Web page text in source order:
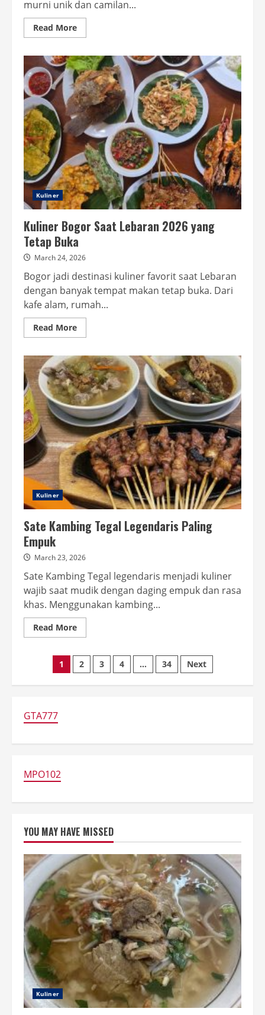
murni unik dan camilan...
Read MoreRead
more
Susu
Uncle
John
Tegal,
Nongkrong
Hits
&
Unik
Kuliner
Kuliner Bogor Saat Lebaran 2026 yang
Tetap Buka
March 24, 2026
Bogor jadi destinasi kuliner favorit saat Lebaran
dengan banyak tempat makan tetap buka. Dari
kafe alam, rumah...
Read MoreRead
more
Bogor
Saat
Lebaran
2026
yang
Tetap
Buka
Kuliner
Sate Kambing Tegal Legendaris Paling
Empuk
March 23, 2026
Sate Kambing Tegal legendaris menjadi kuliner
wajib saat mudik dengan daging empuk dan rasa
khas. Menggunakan kambing...
Read MoreRead
more
Kambing
Tegal
Legendaris
Paling
Posts
pagination
1 2 3 4 … 34 Next
GTA777
MPO102
YOU MAY HAVE MISSED
Kuliner